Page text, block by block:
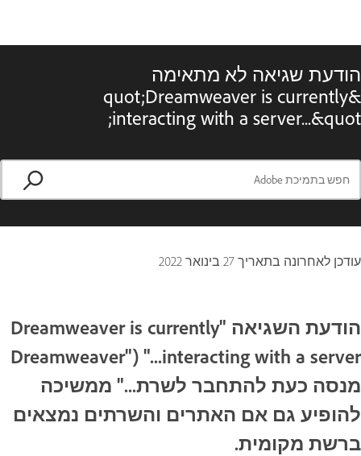
הודעת שגיאה לא מתאימה
&quot;Dreamweaver is currently
interacting with a server...‎&quot;
עודכן לאחרונה בתאריך 27 בינואר 2022
הודעת השגיאה "Dreamweaver is currently
interacting with a server..." ‏("Dreamweaver
מנסה כעת להתחבר לשרת..." ממשיכה
להופיע גם אם האתרים והשרתים נמצאים
ברשת מקומית.